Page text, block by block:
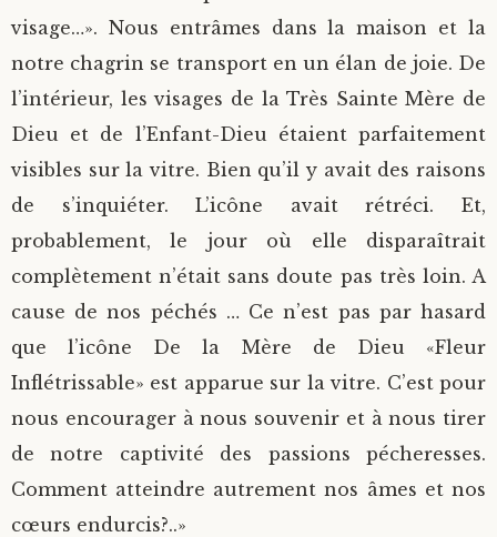
visage…». Nous entrâmes dans la maison et la
notre chagrin se transport en un élan de joie. De
l’intérieur, les visages de la Très Sainte Mère de
Dieu et de l’Enfant-Dieu étaient parfaitement
visibles sur la vitre. Bien qu’il y avait des raisons
de s’inquiéter. L’icône avait rétréci. Et,
probablement, le jour où elle disparaîtrait
complètement n’était sans doute pas très loin. A
cause de nos péchés … Ce n’est pas par hasard
que l’icône De la Mère de Dieu «Fleur
Inflétrissable» est apparue sur la vitre. C’est pour
nous encourager à nous souvenir et à nous tirer
de notre captivité des passions pécheresses.
Comment atteindre autrement nos âmes et nos
cœurs endurcis?..»